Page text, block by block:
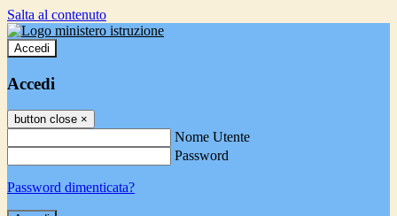
Salta al contenuto
Accedi
Accedi
button close ×
Nome Utente
Password
Password dimenticata?